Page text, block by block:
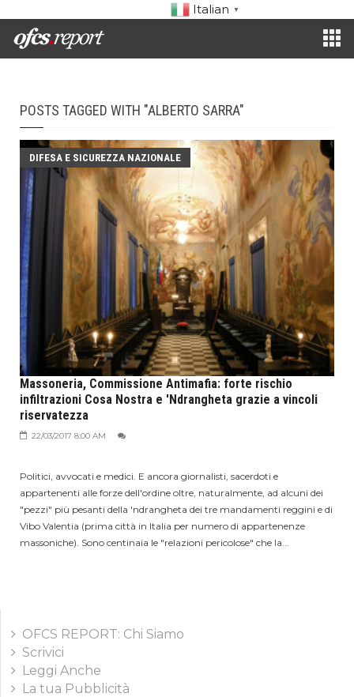
Italian ▼
POSTS TAGGED WITH "ALBERTO SARRA"
DIFESA E SICUREZZA NAZIONALE
Massoneria, Commissione Antimafia: forte rischio
infiltrazioni Cosa Nostra e 'Ndrangheta grazie a vincoli
riservatezza
22/03/2017 8:00 AM
Politici, avvocati e medici. E ancora giornalisti, sacerdoti e
appartenenti alle forze dell'ordine oltre, naturalmente, ad alcuni dei
"pezzi" più pesanti della 'ndrangheta dei tre mandamenti reggini e di
Vibo Valentia (prima città in Italia per numero di appartenenze
massoniche). Sono centinaia le "relazioni pericolose" che la...
OFCS REPORT: Chi Siamo
Scrivici
Leggi Anche
La tua Pubblicità